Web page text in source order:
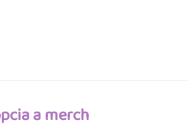
a merch